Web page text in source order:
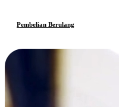
Pembelian Berulang